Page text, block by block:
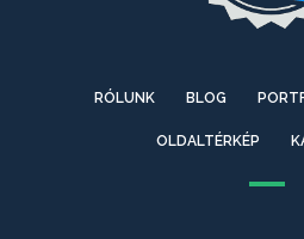
RÓLUNK BLOG
OLDALTÉRKÉP